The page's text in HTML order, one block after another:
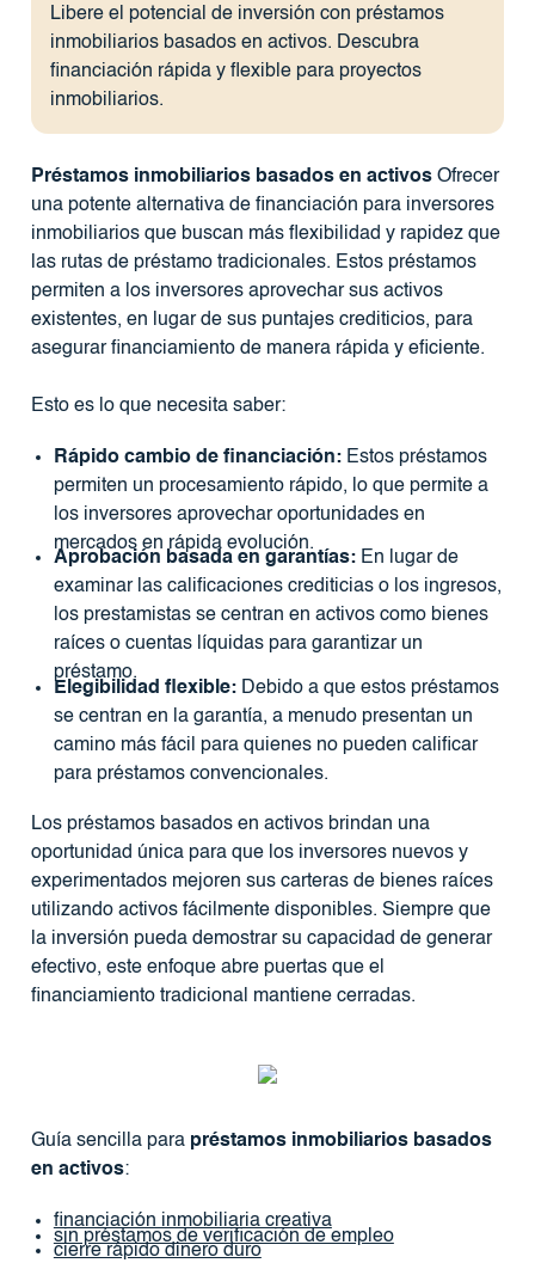
Libere el potencial de inversión con préstamos
inmobiliarios basados ​​en activos. Descubra
financiación rápida y flexible para proyectos
inmobiliarios.
Préstamos inmobiliarios basados ​​en activosOfrecer
una potente alternativa de financiación para inversores
inmobiliarios que buscan más flexibilidad y rapidez que
las rutas de préstamo tradicionales. Estos préstamos
permiten a los inversores aprovechar sus activos
existentes, en lugar de sus puntajes crediticios, para
asegurar financiamiento de manera rápida y eficiente.
Esto es lo que necesita saber:
Rápido cambio de financiación:Estos préstamos
permiten un procesamiento rápido, lo que permite a
los inversores aprovechar oportunidades en
mercados en rápida evolución.
Aprobación basada en garantías:En lugar de
examinar las calificaciones crediticias o los ingresos,
los prestamistas se centran en activos como bienes
raíces o cuentas líquidas para garantizar un
préstamo.
Elegibilidad flexible:Debido a que estos préstamos
se centran en la garantía, a menudo presentan un
camino más fácil para quienes no pueden calificar
para préstamos convencionales.
Los préstamos basados ​​en activos brindan una
oportunidad única para que los inversores nuevos y
experimentados mejoren sus carteras de bienes raíces
utilizando activos fácilmente disponibles. Siempre que
la inversión pueda demostrar su capacidad de generar
efectivo, este enfoque abre puertas que el
financiamiento tradicional mantiene cerradas.
Guía sencilla para préstamos inmobiliarios basados ​​
en activos:
financiación inmobiliaria creativa
sin préstamos de verificación de empleo
cierre rápido dinero duro